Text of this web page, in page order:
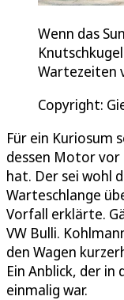
Wenn das
Wartezeiten
Copyright:
Für ein Kuriosum
dessen Motor
hat. Der sei wohl
Warteschlange
Vorfall erklärte.
VW Bulli.
den Wagen
Ein Anblick, der
einmalig war.